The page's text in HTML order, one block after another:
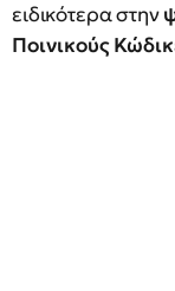
ειδικότερα στην
Ποινικούς